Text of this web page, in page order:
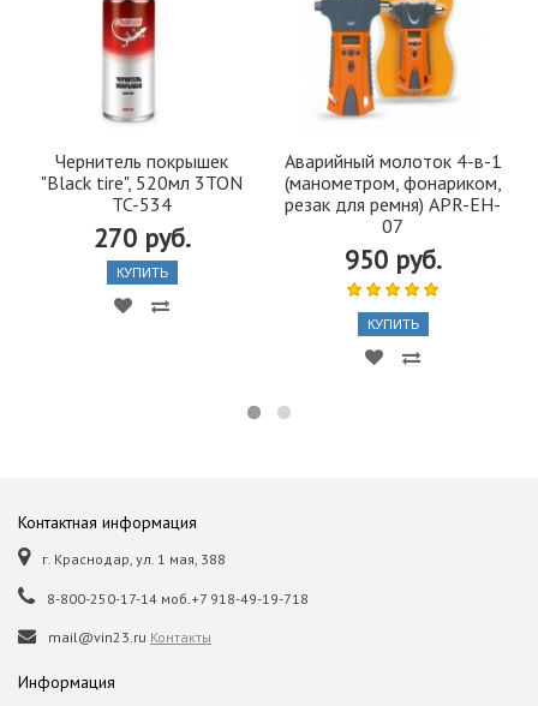
Чернитель покрышек
"Black tire", 520мл 3TON
TC-534
270 руб.
КУПИТЬ
Аварийный молоток 4-в-1
(манометром, фонариком,
резак для ремня) APR-EH-
07
950 руб.
КУПИТЬ
Контактная информация
г. Краснодар, ул. 1 мая, 388
8-800-250-17-14 моб.+7 918-49-19-718
mail@vin23.ru Контакты
Информация